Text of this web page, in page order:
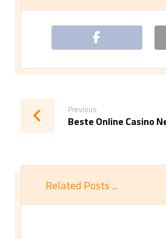
Previous
Beste Online Casino
Related Posts ...